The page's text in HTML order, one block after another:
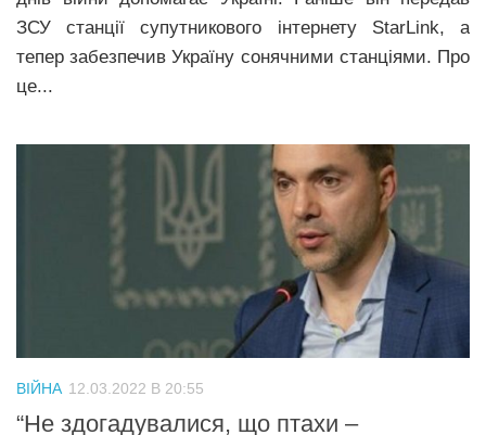
Цікаво
Наука
Здоров’я
Кримінал
Суспільство
ЗСУ станції супутникового інтернету StarLink, а
тепер забезпечив Україну сонячними станціями. Про
це...
ВІЙНА 12.03.2022 В 20:55
“Не здогадувалися, що птахи –